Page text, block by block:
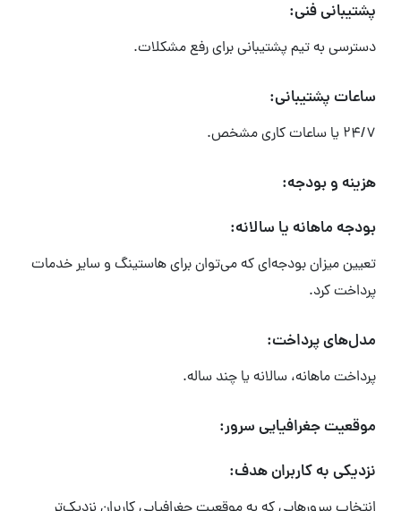
پشتیبانی فنی:
دسترسی به تیم پشتیبانی برای رفع مشکلات.
ساعات پشتیبانی:
24/7 یا ساعات کاری مشخص.
هزینه و بودجه:
بودجه ماهانه یا سالانه:
تعیین میزان بودجه‌ای که می‌توان برای هاستینگ و سایر خدمات
پرداخت کرد.
مدل‌های پرداخت:
پرداخت ماهانه، سالانه یا چند ساله.
موقعیت جغرافیایی سرور:
نزدیکی به کاربران هدف: